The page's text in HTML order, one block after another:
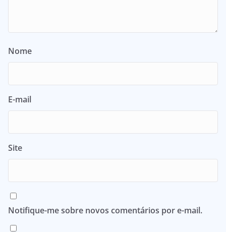
Nome
E-mail
Site
Notifique-me sobre novos comentários por e-mail.